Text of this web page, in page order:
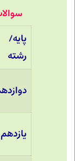
سوالات
پایه/
رشته
یازدهم